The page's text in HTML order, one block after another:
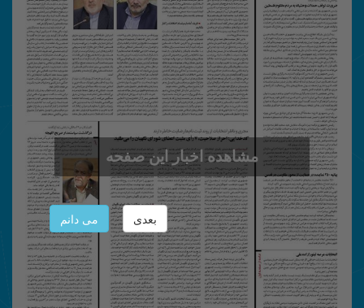
مشاهده اخبار این صفحه
بعدی می دانم